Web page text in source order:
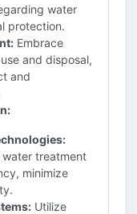
water
protection.
Embrace
and disposal,
and
treatment
minimize
Utilize